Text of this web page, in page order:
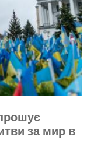
за мир в